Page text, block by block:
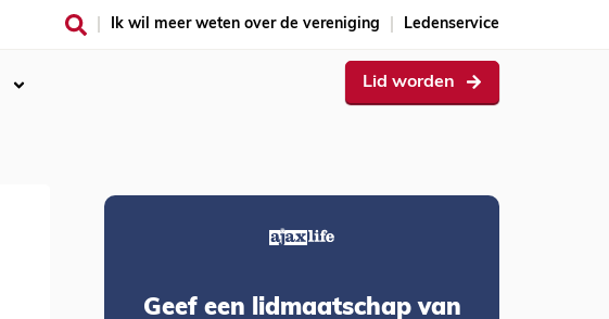
Ik wil meer weten over de vereniging Ledenservice
Lid worden
Geef een lidmaatschap van